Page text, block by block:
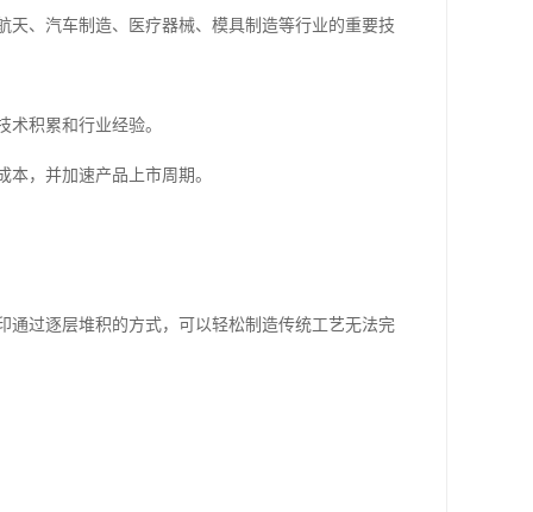
、汽车制造、医疗器械、模具制造等行业的重要技
积累和行业经验。
，并加速产品上市周期。
通过逐层堆积的方式，可以轻松制造传统工艺无法完